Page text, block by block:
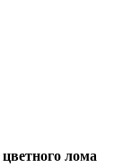
цветного лома